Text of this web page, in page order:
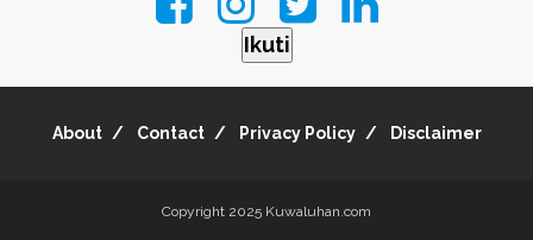
Ikuti
About Contact Privacy Policy Disclaimer
Copyright 2025 Kuwaluhan.com